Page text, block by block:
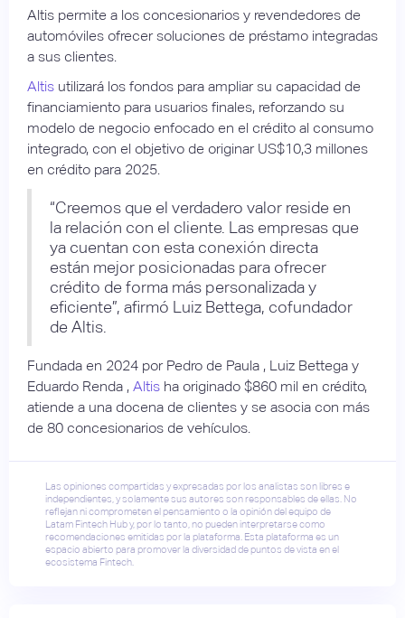
Altis permite a los concesionarios y revendedores de
automóviles ofrecer soluciones de préstamo integradas
a sus clientes.
Altis utilizará los fondos para ampliar su capacidad de
financiamiento para usuarios finales, reforzando su
modelo de negocio enfocado en el crédito al consumo
integrado, con el objetivo de originar US$10,3 millones
en crédito para 2025.
“Creemos que el verdadero valor reside en
la relación con el cliente. Las empresas que
ya cuentan con esta conexión directa
están mejor posicionadas para ofrecer
crédito de forma más personalizada y
eficiente”, afirmó Luiz Bettega, cofundador
de Altis.
Fundada en 2024 por Pedro de Paula , Luiz Bettega y
Eduardo Renda , Altis ha originado $860 mil en crédito,
atiende a una docena de clientes y se asocia con más
de 80 concesionarios de vehículos.
Las opiniones compartidas y expresadas por los analistas son libres e
independientes, y solamente sus autores son responsables de ellas. No
reflejan ni comprometen el pensamiento o la opinión del equipo de
Latam Fintech Hub y, por lo tanto, no pueden interpretarse como
recomendaciones emitidas por la plataforma. Esta plataforma es un
espacio abierto para promover la diversidad de puntos de vista en el
ecosistema Fintech.